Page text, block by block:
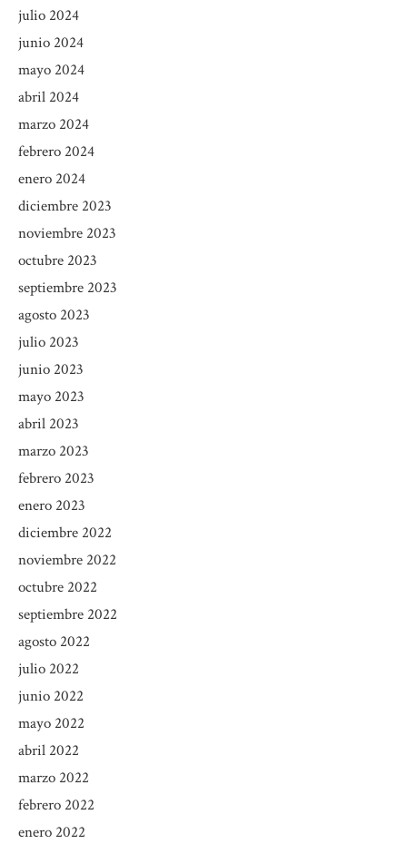
julio 2024
junio 2024
mayo 2024
abril 2024
marzo 2024
febrero 2024
enero 2024
diciembre 2023
noviembre 2023
octubre 2023
septiembre 2023
agosto 2023
julio 2023
junio 2023
mayo 2023
abril 2023
marzo 2023
febrero 2023
enero 2023
diciembre 2022
noviembre 2022
octubre 2022
septiembre 2022
agosto 2022
julio 2022
junio 2022
mayo 2022
abril 2022
marzo 2022
febrero 2022
enero 2022